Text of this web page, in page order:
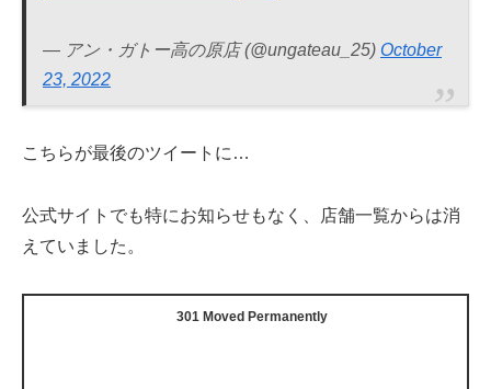
— アン・ガトー高の原店 (@ungateau_25) October
23, 2022
こちらが最後のツイートに…
公式サイトでも特にお知らせもなく、店舗一覧からは消
えていました。
301 Moved Permanently